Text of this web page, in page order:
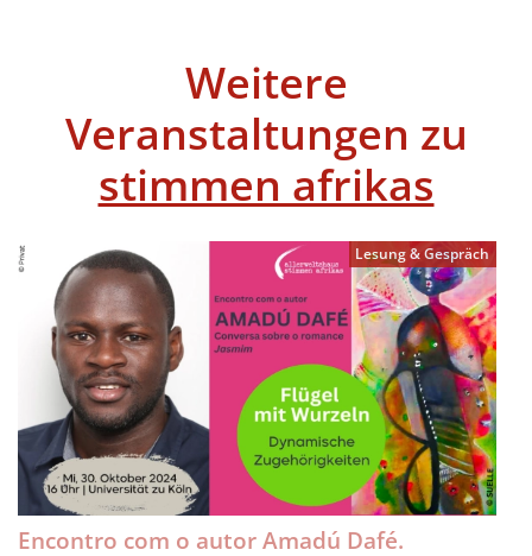
Weitere
Veranstaltungen zu
stimmen afrikas
Lesung & Gespräch
Encontro com o autor Amadú Dafé.